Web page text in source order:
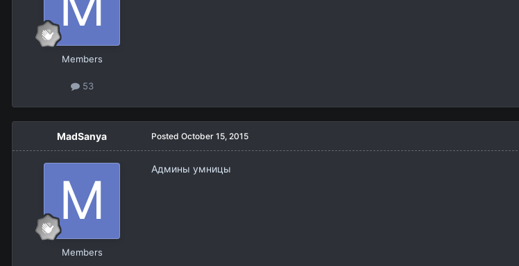
Members
53
MadSanya
Members
Posted October 15, 2015
Админы умницы